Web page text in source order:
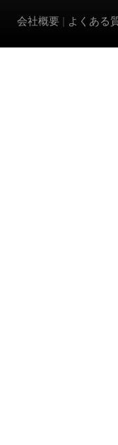
会社概要 | よくある